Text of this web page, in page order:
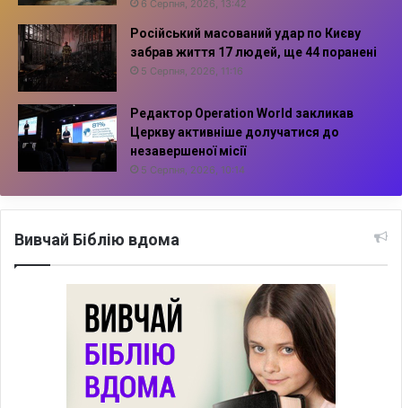
6 Серпня, 2026, 13:42
Російський масований удар по Києву
забрав життя 17 людей, ще 44 поранені
5 Серпня, 2026, 11:16
Редактор Operation World закликав
Церкву активніше долучатися до
незавершеної місії
5 Серпня, 2026, 10:14
Вивчай Біблію вдома